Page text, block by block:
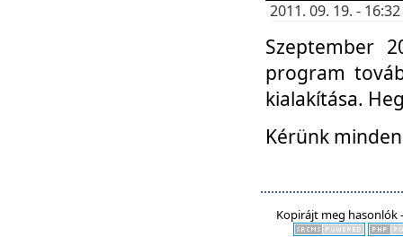
2011. 09. 19. -
Szeptember
program
kialakítása.
Kérünk
Kopirájt meg hasonlók